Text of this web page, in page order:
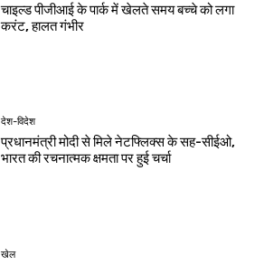
चाइल्ड पीजीआई के पार्क में खेलते समय बच्चे को लगा
करंट, हालत गंभीर
देश-विदेश
प्रधानमंत्री मोदी से मिले नेटफ्लिक्स के सह-सीईओ,
भारत की रचनात्मक क्षमता पर हुई चर्चा
खेल